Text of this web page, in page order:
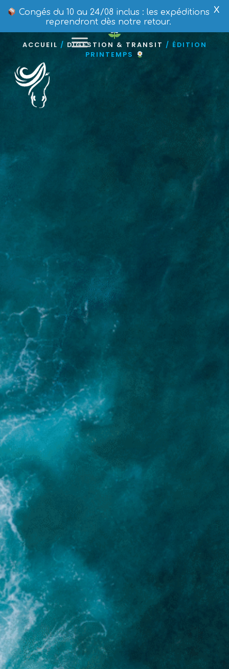
ÉDITION PRINTEMPS
ACCUEIL / DIGESTION & TRANSIT / ÉDITION
PRINTEMPS
Congés du 10 au 24/08 inclus : les expéditions
reprendront dès notre retour.
X